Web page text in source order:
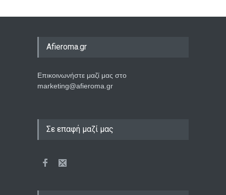
Afieroma.gr
Επικοινωνήστε μαζί μας στο
marketing@afieroma.gr
Σε επαφή μαζί μας